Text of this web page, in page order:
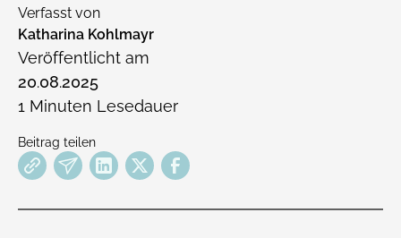
Verfasst von
Katharina Kohlmayr
Veröffentlicht am
20.08.2025
1 Minuten Lesedauer
Beitrag teilen